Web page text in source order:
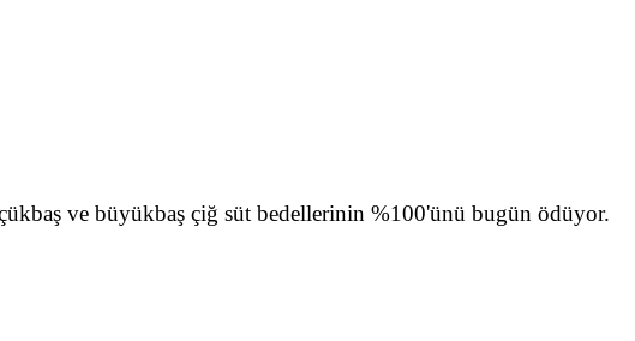
ve büyükbaş çiğ süt bedellerinin %100'ünü bugün ödüyor.